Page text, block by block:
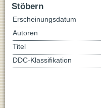
Stöbern
Erscheinungsdatum
Autoren
Titel
DDC-Klassifikation